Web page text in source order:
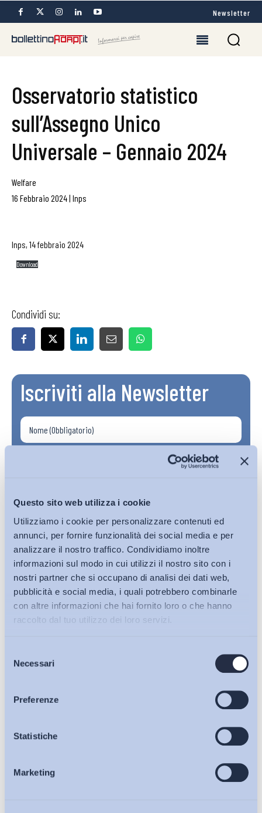
Questo sito web utilizza i cookie
Utilizziamo i cookie per personalizzare contenuti ed
annunci, per fornire funzionalità dei social media e per
analizzare il nostro traffico. Condividiamo inoltre
informazioni sul modo in cui utilizzi il nostro sito con i
nostri partner che si occupano di analisi dei dati web,
pubblicità e social media, i quali potrebbero combinarle
con altre informazioni che hai fornito loro o che hanno
raccolto dal tuo utilizzo dei loro servizi.
delNecessari
Preferenze
Statistiche
Marketing
Bollettini ADAPT
Articoli
Osservatori
Eventi
Newsletter
Osservatorio statistico
sull’Assegno Unico
Universale – Gennaio 2024
Welfare
16 Febbraio 2024| Inps
Inps, 14 febbraio 2024
Download
Condividi su:
Iscriviti alla Newsletter
Ho letto e Accetto il trattamento dei dati personali descritti
Iscriviti